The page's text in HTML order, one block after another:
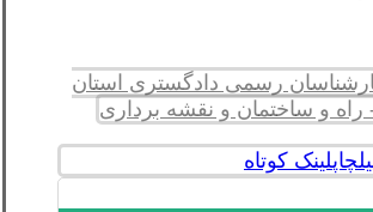
رسمی دادگستری استان
چاپلینک کوتاه